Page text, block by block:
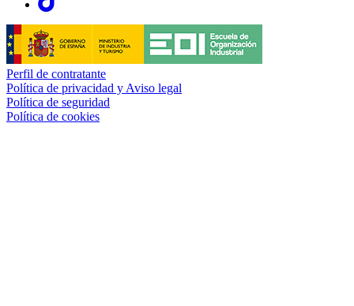
Perfil de contratante
Política de privacidad y Aviso legal
Política de seguridad
Política de cookies